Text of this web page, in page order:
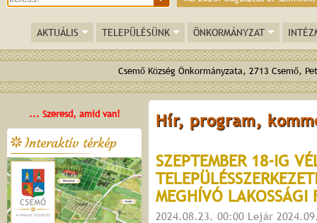
AKTUÁLIS TELEPÜLÉSÜNK ÖNKORMÁNYZAT
Csemő Község Önkormányzata, 2713
... Szeresd, amid van!
Interaktív térkép
Hír, program,
SZEPTEMBER 18-IG
MEGHÍVÓ LAKOSSÁGI
2024.08.23. 00:00 Lejár